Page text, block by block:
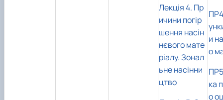
Лекція 4. Пр
ичини погір
шення насін
нєвого мате
ріалу. Зонал
ьне насінни
цтво
и
о
ка
о